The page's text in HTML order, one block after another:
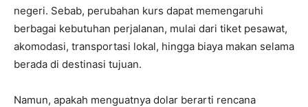
negeri. Sebab, perubahan kurs dapat memengaruhi
berbagai kebutuhan perjalanan, mulai dari tiket pesawat,
akomodasi, transportasi lokal, hingga biaya makan selama
berada di destinasi tujuan.
Namun, apakah menguatnya dolar berarti rencana